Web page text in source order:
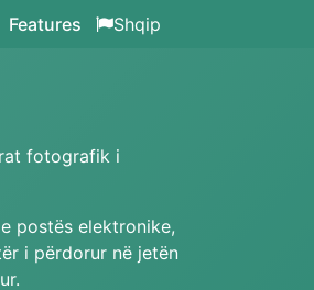
Features Shqip
fotografik i
postës elektronike,
i përdorur në jetën